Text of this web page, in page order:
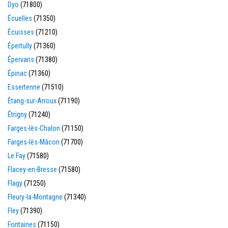
Dyo (71800)
Écuelles (71350)
Écuisses (71210)
Épertully(71360)
Épervans (71380)
Épinac(71360)
Essertenne (71510)
Étang-sur-Arroux(71190)
Étrigny(71240)
Farges-lès-Chalon (71150)
Farges-lès-Mâcon (71700)
Le Fay(71580)
Flacey-en-Bresse (71580)
Flagy(71250)
Fleury-la-Montagne (71340)
Fley(71390)
Fontaines (71150)